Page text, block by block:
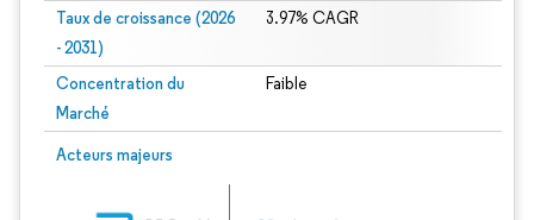
Taux de croissance (2026
- 2031)
3.97% CAGR
Concentration du
Marché
Faible
Acteurs majeurs
Image © Mordor Intelligence. La réutilisation nécessite une attribution sous CC